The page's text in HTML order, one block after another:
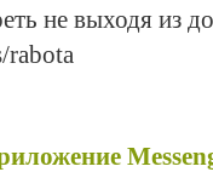
не выходя из
rabota